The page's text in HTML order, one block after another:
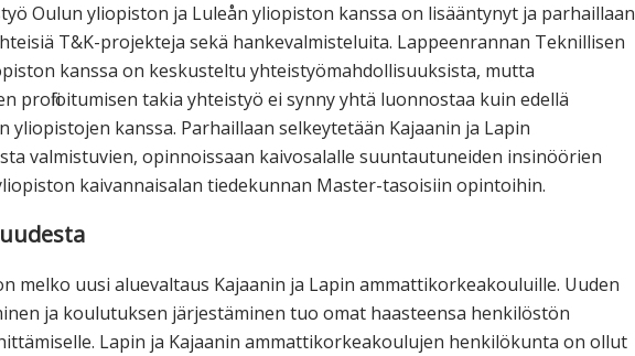
Oulun yliopiston ja Luleån yliopiston kanssa on lisääntynyt ja parhaillaan
T&K-projekteja sekä hankevalmisteluita. Lappeenrannan Teknillisen
kanssa on keskusteltu yhteistyömahdollisuuksista, mutta
profiloitumisen takia yhteistyö ei synny yhtä luonnostaa kuin edellä
yliopistojen kanssa. Parhaillaan selkeytetään Kajaanin ja Lapin
valmistuvien, opinnoissaan kaivosalalle suuntautuneiden insinöörien
kaivannaisalan tiedekunnan Master-tasoisiin opintoihin.
melko uusi aluevaltaus Kajaanin ja Lapin ammattikorkeakouluille. Uuden
ja koulutuksen järjestäminen tuo omat haasteensa henkilöstön
Lapin ja Kajaanin ammattikorkeakoulujen henkilökunta on ollut